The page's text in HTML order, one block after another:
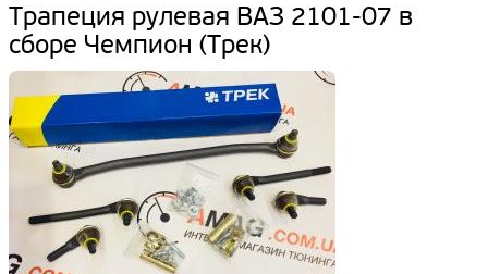
Трапеция рулевая ВАЗ 2101-07 в
сборе Чемпион (Трек)